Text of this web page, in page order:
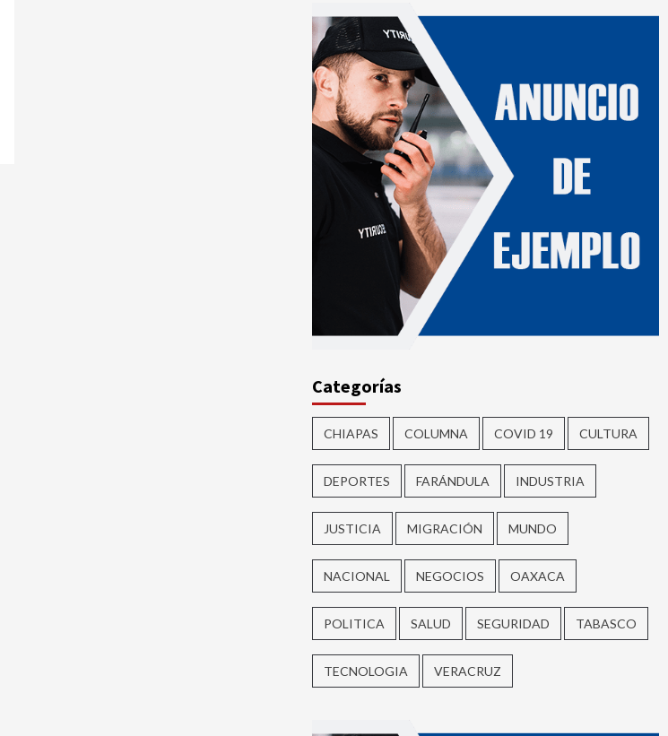
Categorías
CHIAPAS COLUMNA COVID 19 CULTURA
DEPORTES FARÁNDULA INDUSTRIA
JUSTICIA MIGRACIÓN MUNDO
NACIONAL NEGOCIOS OAXACA
POLITICA SALUD SEGURIDAD TABASCO
TECNOLOGIA VERACRUZ